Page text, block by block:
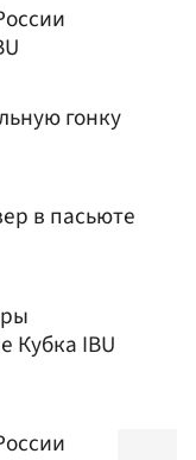
гонку
в пасьюте
Кубка IBU